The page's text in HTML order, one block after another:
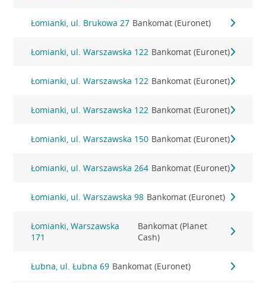
Łomianki, ul. Brukowa 27 Bankomat (Euronet)
Łomianki, ul. Warszawska 122 Bankomat (Euronet)
Łomianki, ul. Warszawska 122 Bankomat (Euronet)
Łomianki, ul. Warszawska 122 Bankomat (Euronet)
Łomianki, ul. Warszawska 150 Bankomat (Euronet)
Łomianki, ul. Warszawska 264 Bankomat (Euronet)
Łomianki, ul. Warszawska 98 Bankomat (Euronet)
Łomianki, Warszawska
171
Bankomat (Planet
Cash)
Łubna, ul. Łubna 69 Bankomat (Euronet)